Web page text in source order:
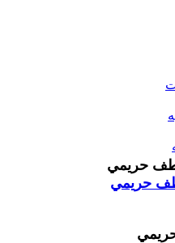
حريمي
حريمي